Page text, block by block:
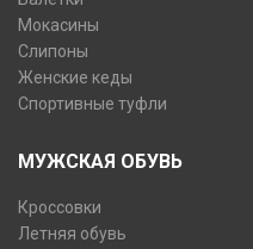
Мокасины
Слипоны
Женские кеды
Спортивные туфли
МУЖСКАЯ ОБУВЬ
Кроссовки
Летняя обувь